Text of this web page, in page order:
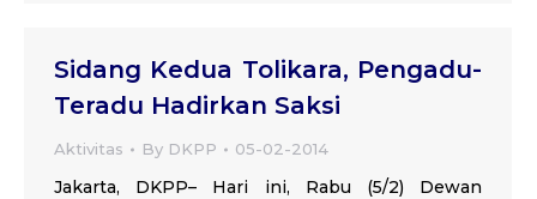
Sidang Kedua Tolikara, Pengadu-
Teradu Hadirkan Saksi
Aktivitas By DKPP 05-02-2014
Jakarta, DKPP– Hari ini, Rabu (5/2) Dewan